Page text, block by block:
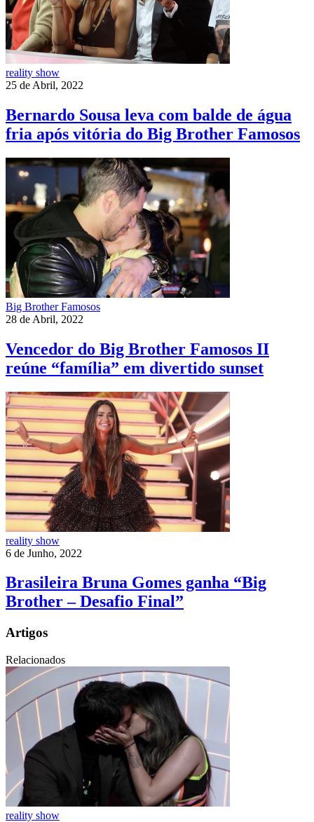
reality show
25 de Abril, 2022
Bernardo Sousa leva com balde de água
fria após vitória do Big Brother Famosos
Big Brother Famosos
28 de Abril, 2022
Vencedor do Big Brother Famosos II
reúne “família” em divertido sunset
reality show
6 de Junho, 2022
Brasileira Bruna Gomes ganha “Big
Brother – Desafio Final”
Artigos
Relacionados
reality show